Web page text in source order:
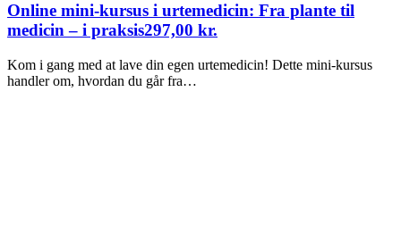
Online mini-kursus i urtemedicin: Fra plante til
medicin – i praksis297,00 kr.
Kom i gang med at lave din egen urtemedicin! Dette mini-kursus
handler om, hvordan du går fra…